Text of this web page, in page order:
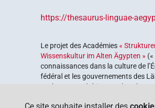
https://thesaurus-linguae-
Le projet des Académies«
Wissenskultur im Alten Ägypten »
connaissances dans la culture de
fédéral et les gouvernements des
explorer notre héritage culturel. Le